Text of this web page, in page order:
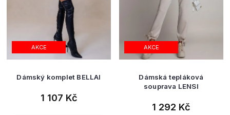
AKCE
Dámský komplet BELLAI
1 107 Kč
AKCE
Dámská tepláková
souprava LENSI
1 292 Kč